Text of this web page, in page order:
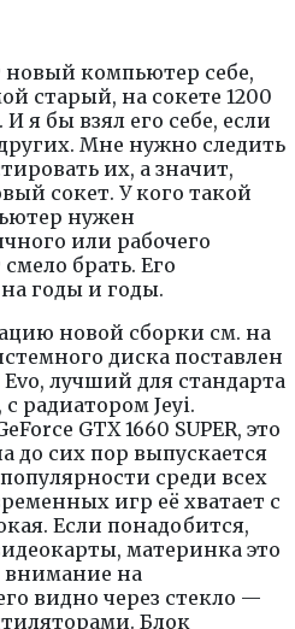
новый компьютер себе,
старый, на сокете 1200
я бы взял его себе, если
Мне нужно следить
их, а значит,
сокет. У кого такой
нужен
или рабочего
брать. Его
годы и годы.
новой сборки см. на
диска поставлен
Evo, лучший для стандарта
с радиатором Jeyi.
GTX 1660 SUPER, это
до сих пор выпускается
среди всех
игр её хватает с
Если понадобится,
материнка это
внимание на
видно через стекло —
Блок